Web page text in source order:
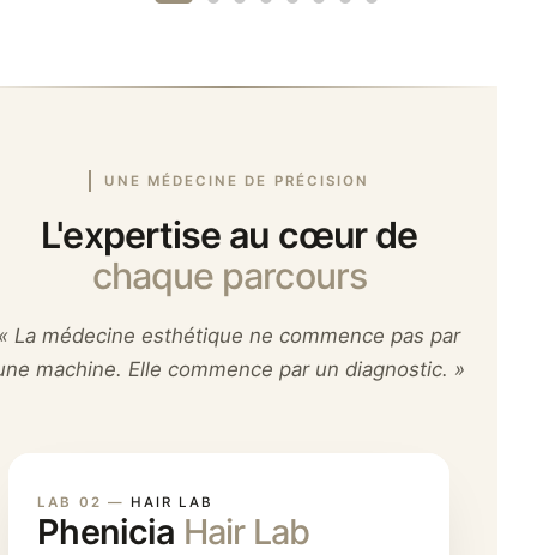
UNE MÉDECINE DE PRÉCISION
L'expertise au cœur de
chaque parcours
La médecine esthétique ne commence pas par
machine. Elle commence par un diagnostic. »
LAB 01 — SKIN LAB
Phenicia Skin Lab
LAB 02 — HAIR LAB
Phenicia Hair Lab
LAB 03 — BODY LAB
Phenicia Body Lab
LAB 04 — ETHNIC BEAUTY LAB
Phenicia Ethnic Beauty